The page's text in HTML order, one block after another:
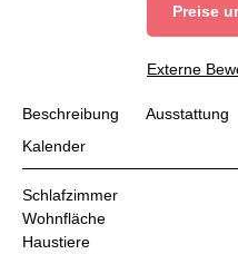
Preise
Externe
Beschreibung Ausstattung
Kalender
Schlafzimmer
Wohnfläche
Haustiere